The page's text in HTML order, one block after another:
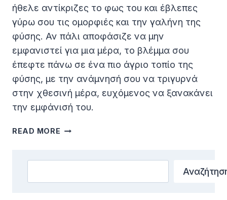
ήθελε αντίκριζες το φως του και έβλεπες
γύρω σου τις ομορφιές και την γαλήνη της
φύσης. Αν πάλι αποφάσιζε να μην
εμφανιστεί για μια μέρα, το βλέμμα σου
έπεφτε πάνω σε ένα πιο άγριο τοπίο της
φύσης, με την ανάμνησή σου να τριγυρνά
στην χθεσινή μέρα, ευχόμενος να ξανακάνει
την εμφάνισή του.
READ MORE ΔΙΑΚΟΠΕΣ